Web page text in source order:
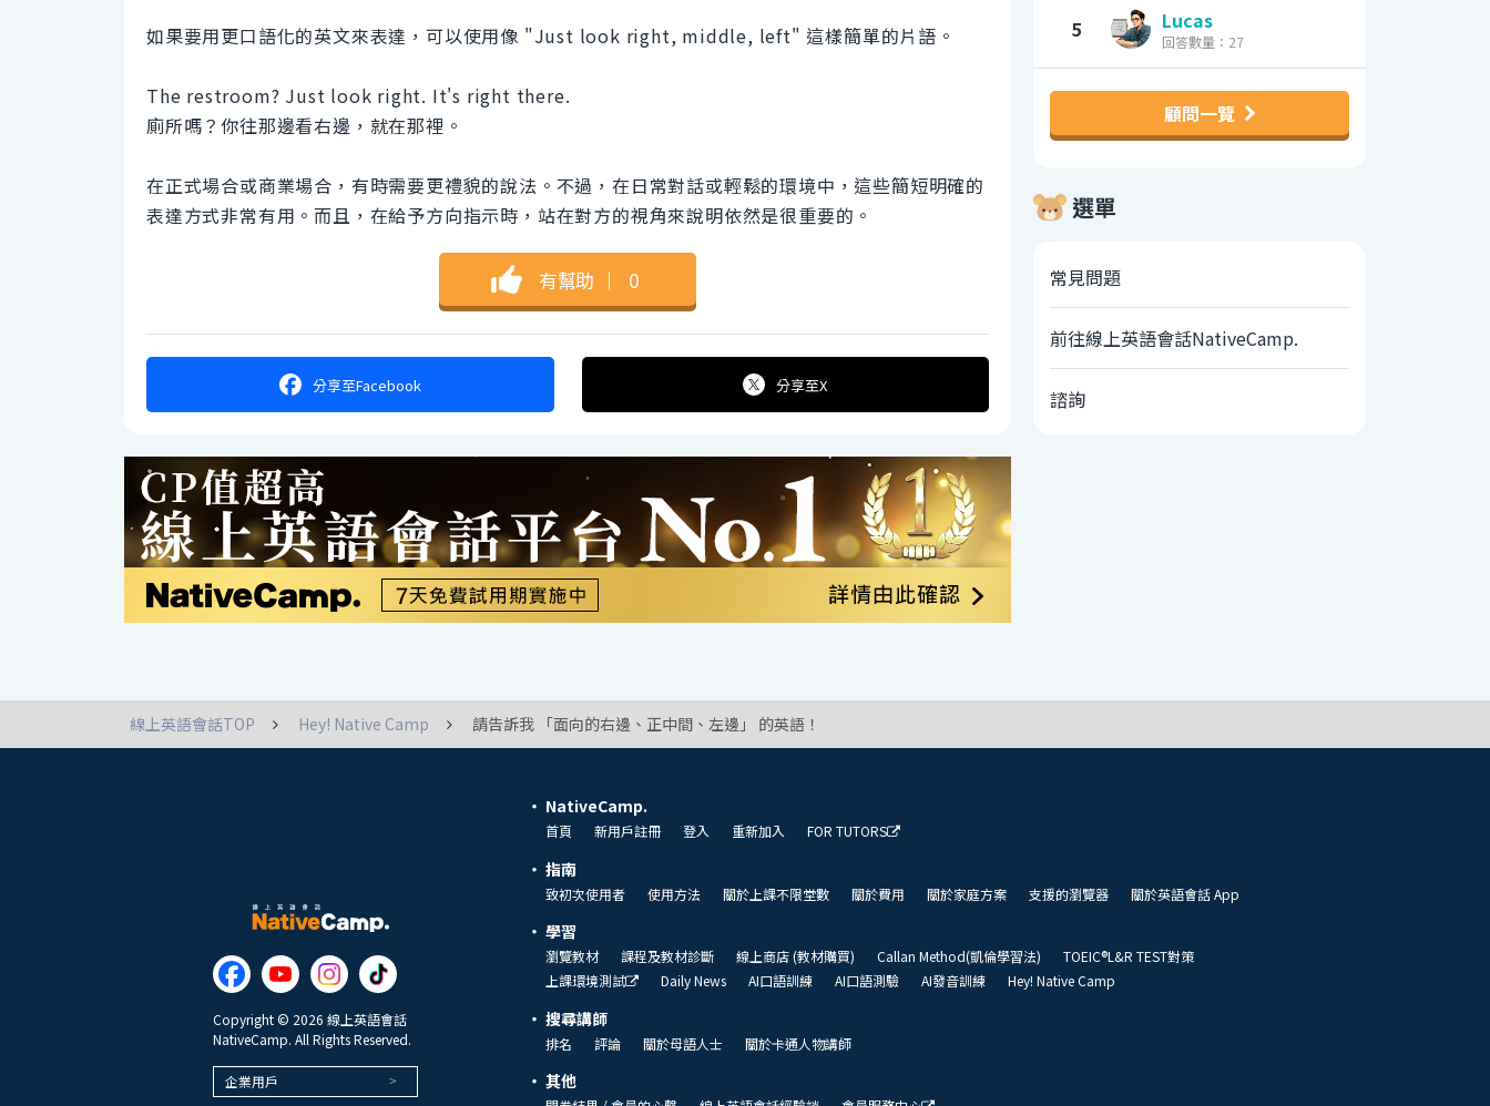
如果要用更口語化的英文來表達，可以使用像 "Just look right, middle, left" 這樣簡單的片語。
The restroom? Just look right. It's right there.
廁所嗎？你往那邊看右邊，就在那裡。
在正式場合或商業場合，有時需要更禮貌的說法。不過，在日常對話或輕鬆的環境中，這些簡短明確的
表達方式非常有用。而且，在給予方向指示時，站在對方的視角來說明依然是很重要的。
有幫助 ｜ 0
分享至Facebook 分享至X
5 Lucas
回答數量：27
顧問一覽
選單
常見問題
前往線上英語會話NativeCamp.
諮詢
線上英語會話TOP Hey! Native Camp 請告訴我 「面向的右邊、正中間、左邊」 的英語！
Copyright © 2026 線上英語會話
NativeCamp. All Rights Reserved.
企業用戶
NativeCamp.
首頁 新用戶註冊 登入 重新加入 FOR TUTORS
指南
致初次使用者 使用方法 關於上課不限堂數 關於費用 關於家庭方案 支援的瀏覽器 關於英語會話 App
學習
瀏覽教材 課程及教材診斷 線上商店 (教材購買) Callan Method(凱倫學習法)
TOEIC®L&R TEST對策
上課環境測試
Daily News AI口語訓練 AI口語測驗 AI發音訓練 Hey! Native Camp
搜尋講師
排名 評論 關於母語人士 關於卡通人物講師
其他